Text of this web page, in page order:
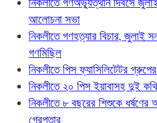
আলোচনা সভা
নিকলীতে গণহত্যার বিচার, জুলাই
গণমিছিল
নিকলীতে পিস ফ্যাসিলিটেটর
নিকলীতে ২০ পিস ইয়াবাসহ দুই
নিকলীতে ৮ বছরের শিশুকে
গ্রেপ্তার